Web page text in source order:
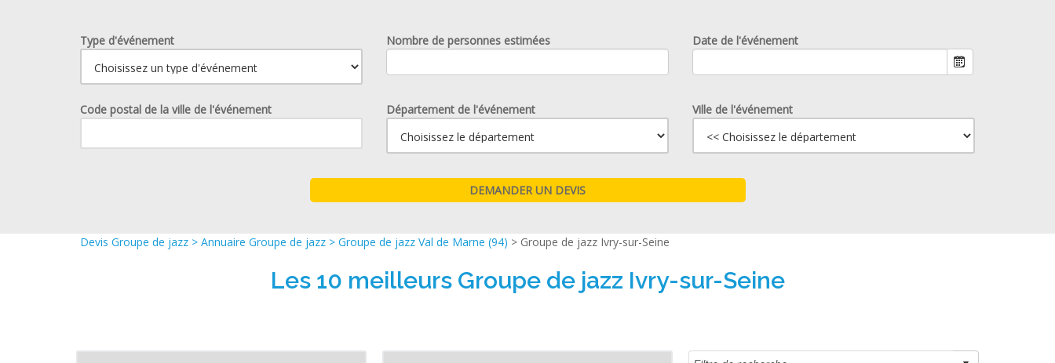
Type d'événement Nombre de personnes estimées
Date de l'événement
Code postal de la ville de l'événement Département de l'événement Ville de l'événement
Devis Groupe de jazz > Annuaire Groupe de jazz > Groupe de jazz Val de Marne (94) > Groupe de jazz Ivry-sur-Seine
Les 10 meilleurs Groupe de jazz Ivry-sur-Seine